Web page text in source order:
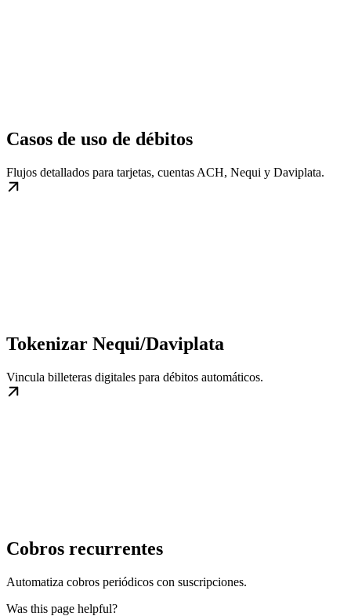
Casos de uso de débitos
Flujos detallados para tarjetas, cuentas ACH, Nequi y Daviplata.
Tokenizar Nequi/Daviplata
Vincula billeteras digitales para débitos automáticos.
Cobros recurrentes
Automatiza cobros periódicos con suscripciones.
Was this page helpful?